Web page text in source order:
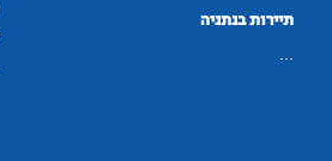
תיירות בנתניה